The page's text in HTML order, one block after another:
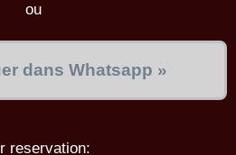
ou
dans Whatsapp »
reservation: